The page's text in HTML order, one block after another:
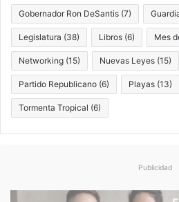
Gobernador Ron DeSantis (7)
Legislatura (38) Libros (6) Mes
Networking (15) Nuevas Leyes (15)
Partido Republicano (6) Playas (13)
Tormenta Tropical (6)
Publicidad